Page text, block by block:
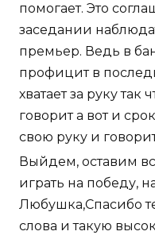
помогает. Это
заседании
премьер. Ведь в
профицит в
хватает за руку
говорит а вот и
свою руку и
Выйдем, оставим
играть на победу,
Любушка,Спасибо
слова и такую